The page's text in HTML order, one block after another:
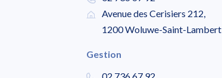
Avenue des Cerisiers 212,
1200 Woluwe-Saint-Lambert
Gestion